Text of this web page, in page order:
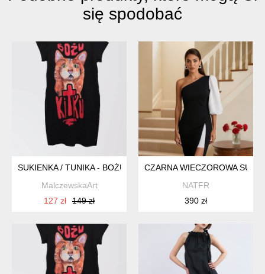
się spodobać
SUKIENKA / TUNIKA - BOŻU KITKU / ROZMIAR M / CZARNA
MalczewskaArt
127 zł
149 zł
CZARNA WIECZOROWA
NATFR
390 zł